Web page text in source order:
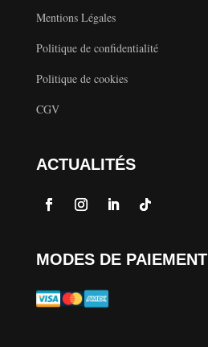
Mentions Légales
Politique de confidentialité
Politique de cookies
CGV
ACTUALITÉS
MODES DE PAIEMENT